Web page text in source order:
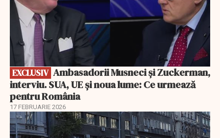
EXCLUSIV
interviu. SUA, UE și noua lume: Ce urmează
pentru România
17 FEBRUARIE 2026